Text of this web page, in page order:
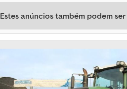
Estes anúncios também podem